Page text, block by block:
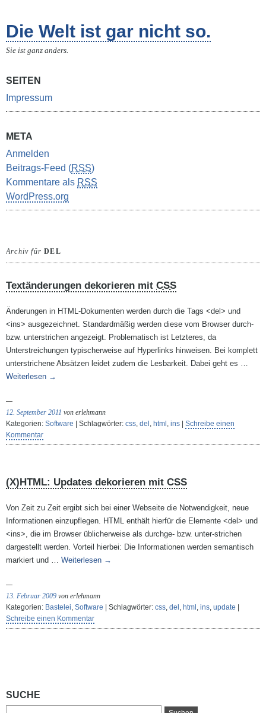
Die Welt ist gar nicht so.
Sie ist ganz anders.
SEITEN
Impressum
META
Anmelden
Beitrags-Feed (RSS)
Kommentare als RSS
WordPress.org
Archiv fürDEL
Textänderungen dekorieren mit CSS
Änderungen in HTML-Dokumenten werden durch die Tags <del> und
<ins> ausgezeichnet. Standardmäßig werden diese vom Browser durch-
bzw. unterstrichen angezeigt. Problematisch ist Letzteres, da
Unterstreichungen typischerweise auf Hyperlinks hinweisen. Bei komplett
unterstrichene Absätzen leidet zudem die Lesbarkeit. Dabei geht es …
Weiterlesen →
12. September 2011 von erlehmann
Kategorien: Software | Schlagwörter: css, del , html , ins
Schreibe einen
Kommentar
(X)HTML: Updates dekorieren mit CSS
Von Zeit zu Zeit ergibt sich bei einer Webseite die Notwendigkeit, neue
Informationen einzupflegen. HTML enthält hierfür die Elemente <del> und
<ins>, die im Browser üblicherweise als durchge- bzw. unter-strichen
dargestellt werden. Vorteil hierbei: Die Informationen werden semantisch
markiert und … Weiterlesen →
13. Februar 2009 von erlehmann
Kategorien: Bastelei, Software | Schlagwörter: css, del , html , ins, update
Schreibe einen Kommentar
SUCHE